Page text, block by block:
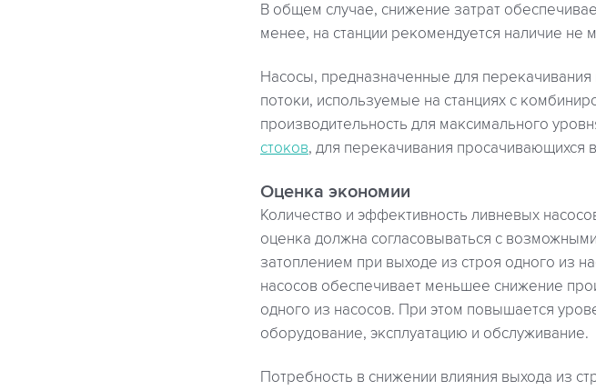
В общем случае, снижение затрат
менее, на станции рекомендуется наличие не
Насосы, предназначенные для
потоки, используемые на станциях с
производительность для максимального
стоков, для перекачивания просачивающихся
Оценка экономии
Количество и эффективность ливневых
оценка должна согласовываться с
затоплением при выходе из строя одного из
насосов обеспечивает меньшее снижение
одного из насосов. При этом повышается
оборудование, эксплуатацию и обслуживание.
Потребность в снижении влияния выхода из